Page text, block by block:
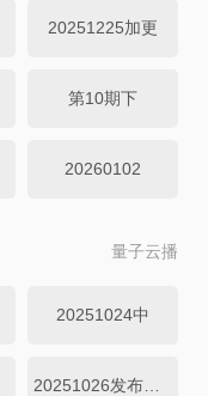
20251225加更
第10期下
20260102
量子云播
20251024中
20251026发布会全程回顾